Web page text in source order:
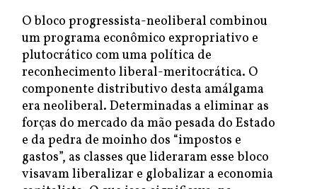
O bloco progressista-neoliberal combinou
um programa econômico expropriativo e
plutocrático com uma política de
reconhecimento liberal-meritocrática. O
componente distributivo desta amálgama
era neoliberal. Determinadas a eliminar as
forças do mercado da mão pesada do Estado
e da pedra de moinho dos “impostos e
gastos”, as classes que lideraram esse bloco
visavam liberalizar e globalizar a economia